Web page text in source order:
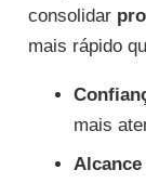
consolidar
mais rápido
mais